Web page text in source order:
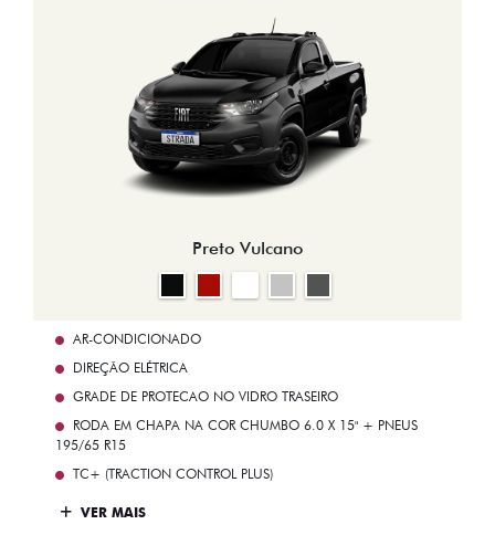
Preto Vulcano
AR-CONDICIONADO
DIREÇÃO ELÉTRICA
GRADE DE PROTECAO NO VIDRO TRASEIRO
RODA EM CHAPA NA COR CHUMBO 6.0 X 15" + PNEUS
195/65 R15
TC+ (TRACTION CONTROL PLUS)
VER MAIS